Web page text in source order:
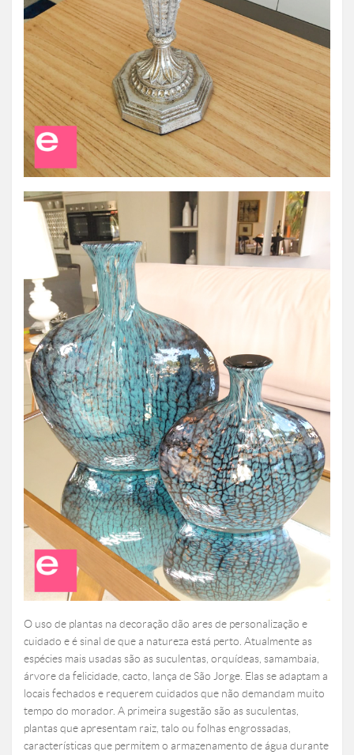
O uso de plantas na decoração dão ares de personalização e
cuidado e é sinal de que a natureza está perto. Atualmente as
espécies mais usadas são as suculentas, orquídeas, samambaia,
árvore da felicidade, cacto, lança de São Jorge. Elas se adaptam a
locais fechados e requerem cuidados que não demandam muito
tempo do morador. A primeira sugestão são as suculentas,
plantas que apresentam raiz, talo ou folhas engrossadas,
características que permitem o armazenamento de água durante